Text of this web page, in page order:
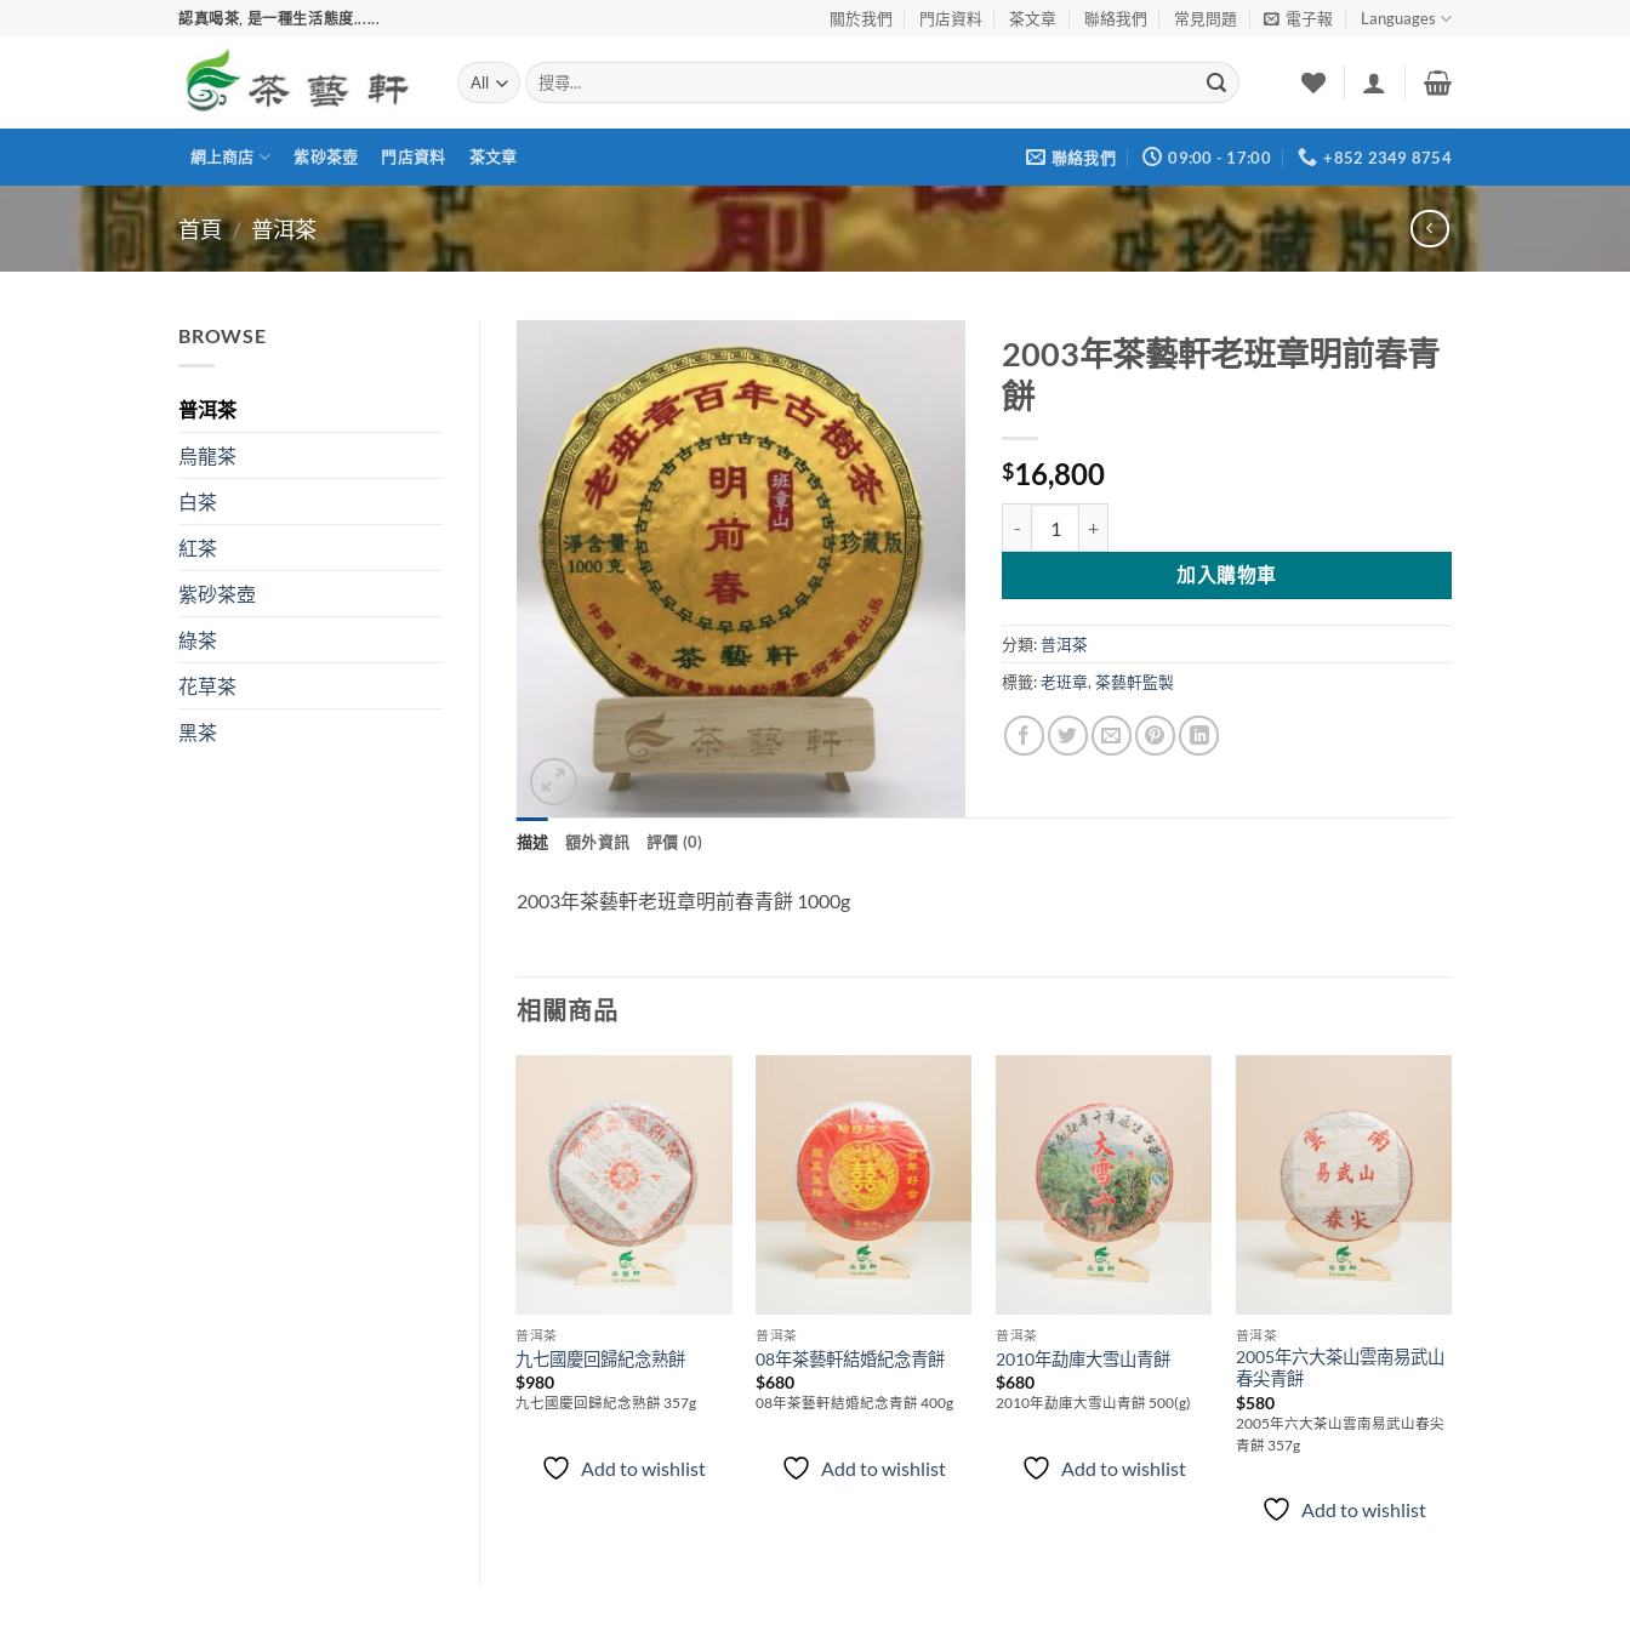
認真喝茶, 是一種生活態度...... 關於我們 門店資料 茶文章 聯絡我們 常見問題 電子報 Languages
搜
尋
網上商店 紫砂茶壺 門店資料 茶文章 聯絡我們 09:00 - 17:00 +852 2349 8754
首頁 / 普洱茶
BROWSE
普洱茶
烏龍茶
白茶
紅茶
紫砂茶壺
綠茶
花草茶
黑茶
wishlist
2003年茶藝軒老班章明前春青
餅
$16,800
加入購物車
分類:普洱茶
標籤:老班章,茶藝軒監製
描述 額外資訊 評價 (0)
2003年茶藝軒老班章明前春青餅 1000g
相關商品
Add to
wishlist
普洱茶
九七國慶回歸紀念熟餅
$980
九七國慶回歸紀念熟餅 357g
Add to wishlist
Add to
wishlist
普洱茶
08年茶藝軒結婚紀念青餅
$680
08年茶藝軒結婚紀念青餅 400g
Add to wishlist
Add to
wishlist
普洱茶
2010年勐庫大雪山青餅
$680
2010年勐庫大雪山青餅 500(g)
Add to wishlist
wishlist
普洱茶
2005年六大茶山雲南易武山
春尖青餅
$580
2005年六大茶山雲南易武山春尖
青餅 357g
Add to wishlist